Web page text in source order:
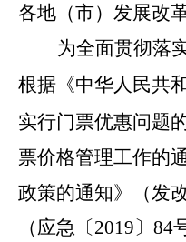
各地（市）发展改
为全面贯彻落
根据《中华人民共
实行门票优惠问题
票价格管理工作的
政策的通知》（发
（应急〔2019〕